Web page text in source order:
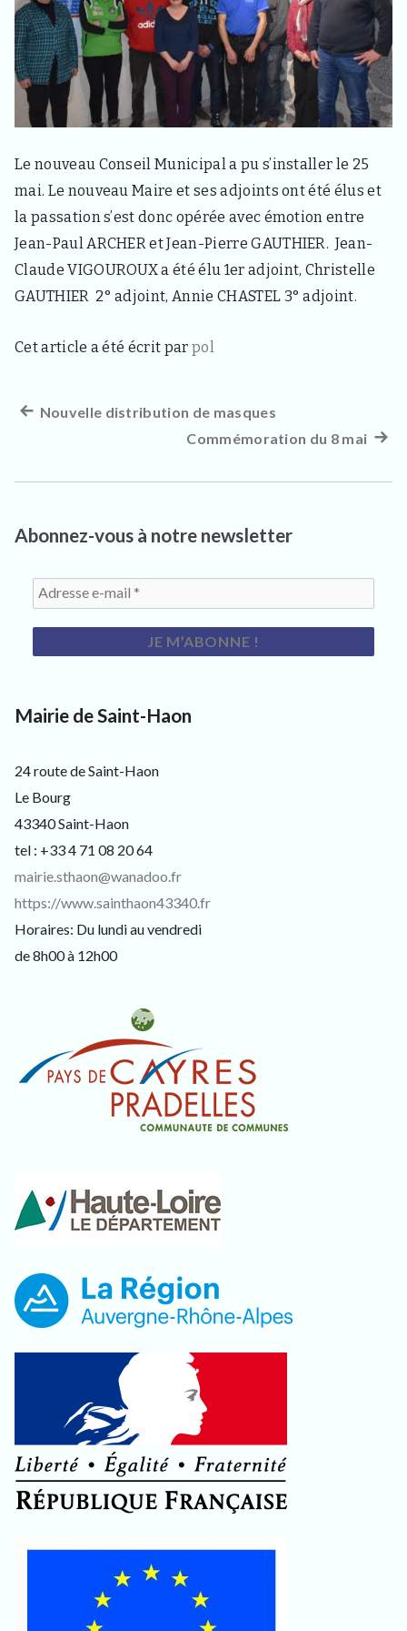
d
e
l
a
c
o
m
m
n
e
d
e
a
i
n
t
a
o
3
,
u
r
e
h
a
b
n
,
v
i
s
t
e
r
s
t
u
x
Le nouveau Conseil Municipal a pu s’installer le 25
mai. Le nouveau Maire et ses adjoints ont été élus et
la passation s’est donc opérée avec émotion entre
Jean-Paul ARCHER et Jean-Pierre GAUTHIER. Jean-
Claude VIGOUROUX a été élu 1er adjoint, Christelle
GAUTHIER 2° adjoint, Annie CHASTEL 3° adjoint.
Cet article a été écrit par pol
Navigation
l’article
Article
Nouvelle distribution de masques
Commémoration du 8 mai
Abonnez-vous à notre newsletter
Mairie de Saint-Haon
24 route de Saint-Haon
Le Bourg
43340 Saint-Haon
tel : +33 4 71 08 20 64
mairie.sthaon@wanadoo.fr
https://www.sainthaon43340.fr
Horaires: Du lundi au vendredi
de 8h00 à 12h00